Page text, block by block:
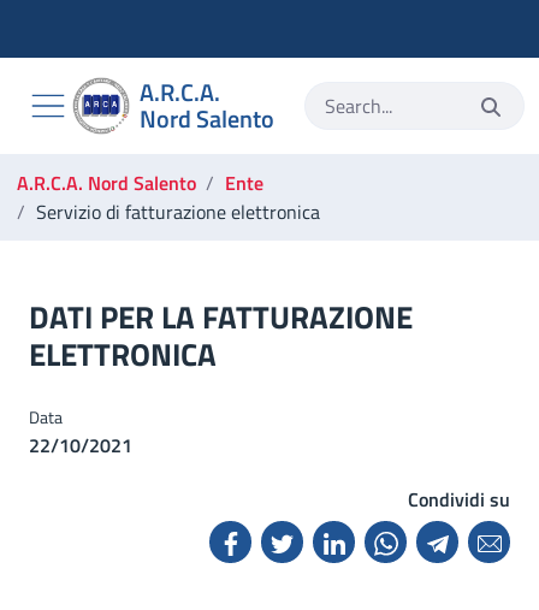
Vai alla ricerca
Vai ai contenuti
Vai al footer
A.R.C.A.
Nord Salento
A.R.C.A. Nord Salento
Ente
Servizio di fatturazione elettronica
DATI PER LA FATTURAZIONE
ELETTRONICA
Data
22/10/2021
Condividi su